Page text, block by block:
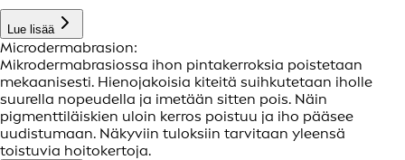
Lue lisää
Microdermabrasion:
Mikrodermabrasiossa ihon pintakerroksia poistetaan
mekaanisesti. Hienojakoisia kiteitä suihkutetaan iholle
suurella nopeudella ja imetään sitten pois. Näin
pigmenttiläiskien uloin kerros poistuu ja iho pääsee
uudistumaan. Näkyviin tuloksiin tarvitaan yleensä
toistuvia hoitokertoja.